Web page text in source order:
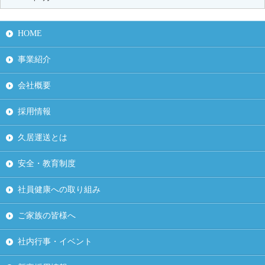
HOME
事業紹介
会社概要
採用情報
久居運送とは
安全・教育制度
社員健康への取り組み
ご家族の皆様へ
社内行事・イベント